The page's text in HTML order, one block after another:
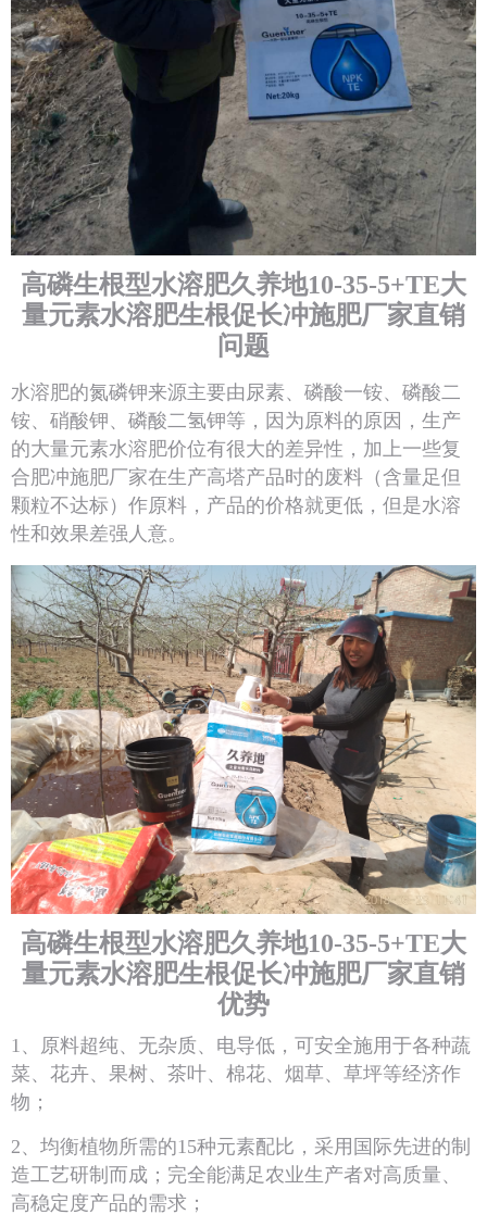
高磷生根型水溶肥久养地10-35-5+TE大
量元素水溶肥生根促长冲施肥厂家直销
问题
水溶肥的氮磷钾来源主要由尿素、磷酸一铵、磷酸二
铵、硝酸钾、磷酸二氢钾等，因为原料的原因，生产
的大量元素水溶肥价位有很大的差异性，加上一些复
合肥冲施肥厂家在生产高塔产品时的废料（含量足但
颗粒不达标）作原料，产品的价格就更低，但是水溶
性和效果差强人意。
高磷生根型水溶肥久养地10-35-5+TE大
量元素水溶肥生根促长冲施肥厂家直销
优势
1、原料超纯、无杂质、电导低，可安全施用于各种蔬
菜、花卉、果树、茶叶、棉花、烟草、草坪等经济作
物；
2、均衡植物所需的15种元素配比，采用国际先进的制
造工艺研制而成；完全能满足农业生产者对高质量、
高稳定度产品的需求；